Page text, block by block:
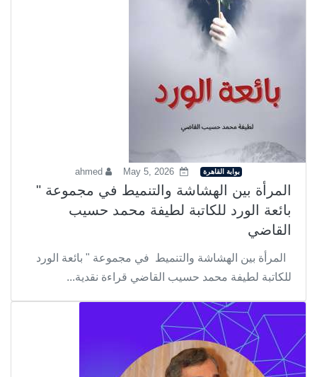
بوابة القاهرة May 5, 2026
ahmed
المرأة بين الهشاشة والتنميط في مجموعة "
بائعة الورد للكاتبة لطيفة محمد حسيب
القاضي
المرأة بين الهشاشة والتنميط في مجموعة " بائعة الورد
للكاتبة لطيفة محمد حسيب القاضي قراءة نقدية...